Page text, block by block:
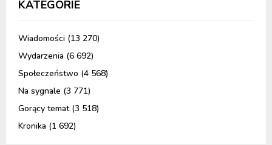
KATEGORIE
Wiadomości (13 270)
Wydarzenia (6 692)
Społeczeństwo (4 568)
Na sygnale (3 771)
Gorący temat(3 518)
Kronika (1 692)